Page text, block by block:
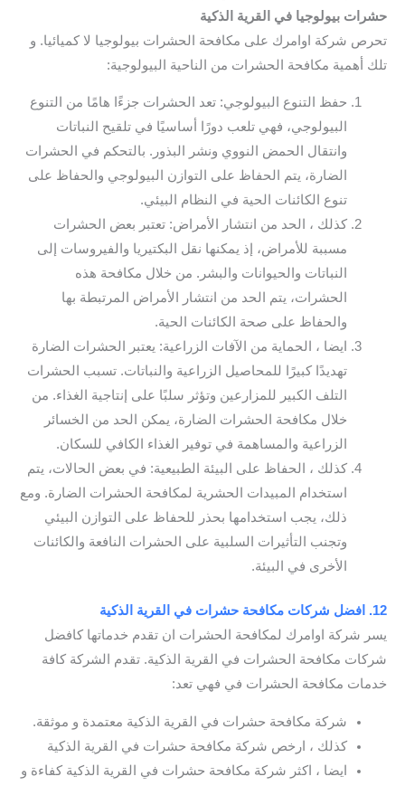
حشرات بيولوجيا في القرية الذكية
تحرص شركة اوامرك على مكافحة الحشرات بيولوجيا لا كميائيا. و
تلك أهمية مكافحة الحشرات من الناحية البيولوجية:
حفظ التنوع البيولوجي: تعد الحشرات جزءًا هامًا من التنوع
البيولوجي، فهي تلعب دورًا أساسيًا في تلقيح النباتات
وانتقال الحمض النووي ونشر البذور. بالتحكم في الحشرات
الضارة، يتم الحفاظ على التوازن البيولوجي والحفاظ على
تنوع الكائنات الحية في النظام البيئي.
كذلك ، الحد من انتشار الأمراض: تعتبر بعض الحشرات
مسببة للأمراض، إذ يمكنها نقل البكتيريا والفيروسات إلى
النباتات والحيوانات والبشر. من خلال مكافحة هذه
الحشرات، يتم الحد من انتشار الأمراض المرتبطة بها
والحفاظ على صحة الكائنات الحية.
ايضا ، الحماية من الآفات الزراعية: يعتبر الحشرات الضارة
تهديدًا كبيرًا للمحاصيل الزراعية والنباتات. تسبب الحشرات
التلف الكبير للمزارعين وتؤثر سلبًا على إنتاجية الغذاء. من
خلال مكافحة الحشرات الضارة، يمكن الحد من الخسائر
الزراعية والمساهمة في توفير الغذاء الكافي للسكان.
كذلك ، الحفاظ على البيئة الطبيعية: في بعض الحالات، يتم
استخدام المبيدات الحشرية لمكافحة الحشرات الضارة. ومع
ذلك، يجب استخدامها بحذر للحفاظ على التوازن البيئي
وتجنب التأثيرات السلبية على الحشرات النافعة والكائنات
الأخرى في البيئة.
12. افضل شركات مكافحة حشرات في القرية الذكية
يسر شركة اوامرك لمكافحة الحشرات ان تقدم خدماتها كافضل
شركات مكافحة الحشرات في القرية الذكية. تقدم الشركة كافة
خدمات مكافحة الحشرات في فهي تعد:
شركة مكافحة حشرات في القرية الذكية معتمدة و موثقة.
كذلك ، ارخص شركة مكافحة حشرات في القرية الذكية
ايضا ، اكثر شركة مكافحة حشرات في القرية الذكية كفاءة و